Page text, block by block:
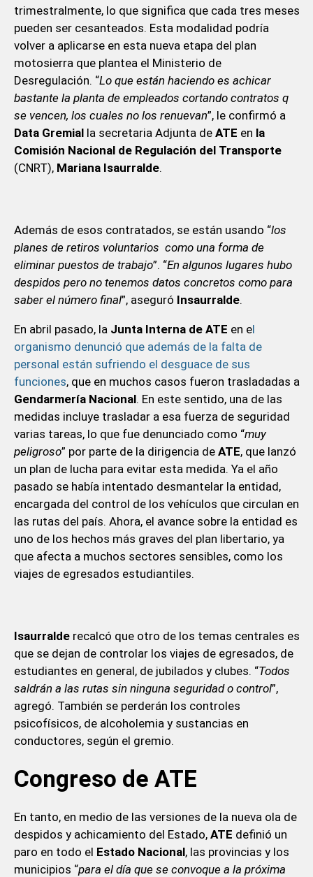
trimestralmente, lo que significa que cada tres meses
pueden ser cesanteados. Esta modalidad podría
volver a aplicarse en esta nueva etapa del plan
motosierra que plantea el Ministerio de
Desregulación. “Lo que están haciendo es achicar
bastante la planta de empleados cortando contratos q
se vencen, los cuales no los renuevan”, le confirmó a
Data Gremial la secretaria Adjunta de ATE en la
Comisión Nacional de Regulación del Transporte
(CNRT), Mariana Isaurralde.
Además de esos contratados, se están usando “los
planes de retiros voluntarios como una forma de
eliminar puestos de trabajo”. “En algunos lugares hubo
despidos pero no tenemos datos concretos como para
saber el número final”, aseguró Insaurralde.
En abril pasado, la Junta Interna de ATE en el
organismo denunció que además de la falta de
personal están sufriendo el desguace de sus
funciones, que en muchos casos fueron trasladadas a
Gendarmería Nacional. En este sentido, una de las
medidas incluye trasladar a esa fuerza de seguridad
varias tareas, lo que fue denunciado como “muy
peligroso” por parte de la dirigencia de ATE, que lanzó
un plan de lucha para evitar esta medida. Ya el año
pasado se había intentado desmantelar la entidad,
encargada del control de los vehículos que circulan en
las rutas del país. Ahora, el avance sobre la entidad es
uno de los hechos más graves del plan libertario, ya
que afecta a muchos sectores sensibles, como los
viajes de egresados estudiantiles.
Isaurralderecalcó que otro de los temas centrales es
que se dejan de controlar los viajes de egresados, de
estudiantes en general, de jubilados y clubes. “Todos
saldrán a las rutas sin ninguna seguridad o control”,
agregó. También se perderán los controles
psicofísicos, de alcoholemia y sustancias en
conductores, según el gremio.
Congreso de ATE
En tanto, en medio de las versiones de la nueva ola de
despidos y achicamiento del Estado, ATE definió un
paro en todo el Estado Nacional, las provincias y los
municipios “para el día que se convoque a la próxima